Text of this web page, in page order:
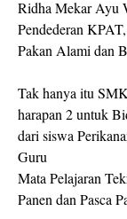
Ridha Mekar Ayu
Pendederan
Pakan Alami dan
Tak hanya itu
harapan 2 untuk
dari siswa
Guru
Mata Pelajaran
Panen dan Pasca